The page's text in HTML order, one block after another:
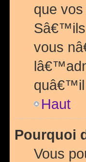
que
Sâ€™ils
vous
quâ€™il
Haut
Pourquoi
Vous